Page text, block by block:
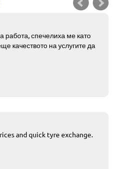
работа, спечелиха ме като
качеството на услугите да
and quick tyre exchange.